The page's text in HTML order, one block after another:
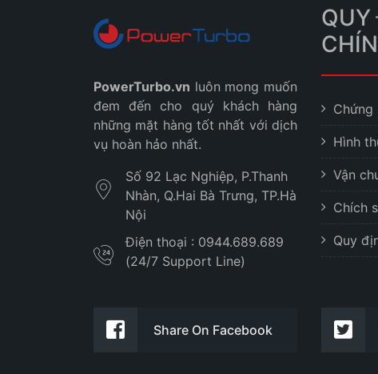
PowerTurbo.vn luôn mong muốn
đem đến cho quý khách hàng
những mặt hàng tốt nhất với dịch
vụ hoàn hảo nhất.
Số 92 Lạc Nghiệp, P.Thanh
Nhàn, Q.Hai Bà Trưng, TP.Hà
Nội
Điện thoại : 0944.689.689
(24/7 Support Line)
Chứng
Hình
Vận
Chích
Quy
Share On Facebook